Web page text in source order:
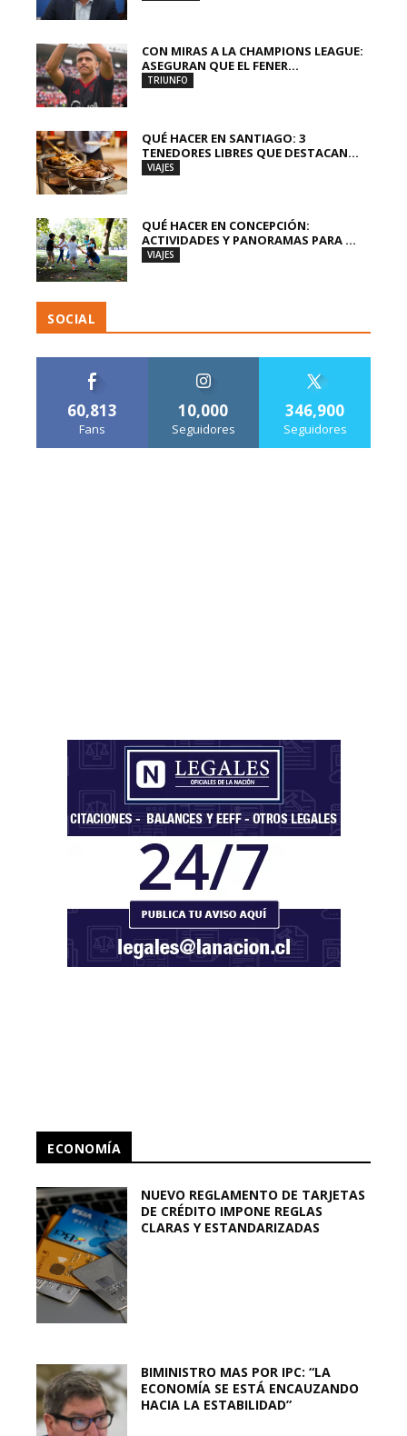
CON MIRAS A LA CHAMPIONS LEAGUE:
ASEGURAN QUE EL FENER...
TRIUNFO
QUÉ HACER EN SANTIAGO: 3
TENEDORES LIBRES QUE DESTACAN...
VIAJES
QUÉ HACER EN CONCEPCIÓN:
ACTIVIDADES Y PANORAMAS PARA ...
VIAJES
SOCIAL
60,813
Fans
10,000
Seguidores
346,900
Seguidores
ECONOMÍA
NUEVO REGLAMENTO DE TARJETAS
DE CRÉDITO IMPONE REGLAS
CLARAS Y ESTANDARIZADAS
BIMINISTRO MAS POR IPC: “LA
ECONOMÍA SE ESTÁ ENCAUZANDO
HACIA LA ESTABILIDAD”